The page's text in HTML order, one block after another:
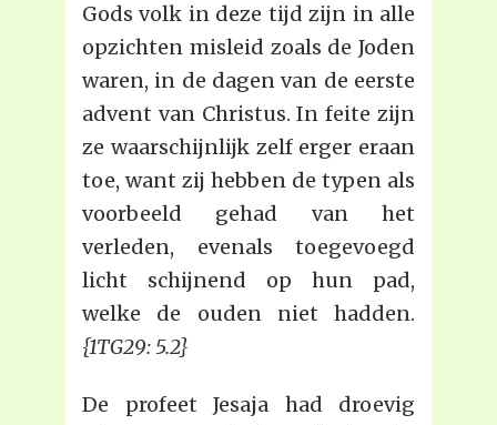
Gods volk in deze tijd zijn in alle
opzichten misleid zoals de Joden
waren, in de dagen van de eerste
advent van Christus. In feite zijn
ze waarschijnlijk zelf erger eraan
toe, want zij hebben de typen als
voorbeeld gehad van het
verleden, evenals toegevoegd
licht schijnend op hun pad,
welke de ouden niet hadden.
{1TG29: 5.2}
De profeet Jesaja had droevig